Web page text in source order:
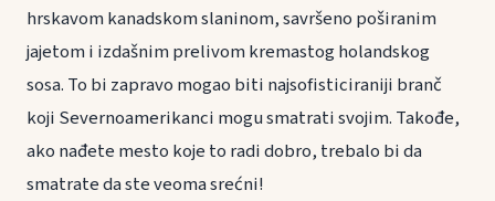
hrskavom kanadskom slaninom, savršeno poširanim
jajetom i izdašnim prelivom kremastog holandskog
sosa. To bi zapravo mogao biti najsofisticiraniji branč
koji Severnoamerikanci mogu smatrati svojim. Takođe,
ako nađete mesto koje to radi dobro, trebalo bi da
smatrate da ste veoma srećni!